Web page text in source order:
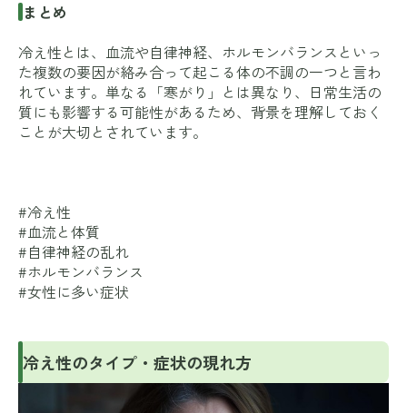
まとめ
冷え性とは、血流や自律神経、ホルモンバランスといっ
た複数の要因が絡み合って起こる体の不調の一つと言わ
れています。単なる「寒がり」とは異なり、日常生活の
質にも影響する可能性があるため、背景を理解しておく
ことが大切とされています。
#冷え性
#血流と体質
#自律神経の乱れ
#ホルモンバランス
#女性に多い症状
冷え性のタイプ・症状の現れ方